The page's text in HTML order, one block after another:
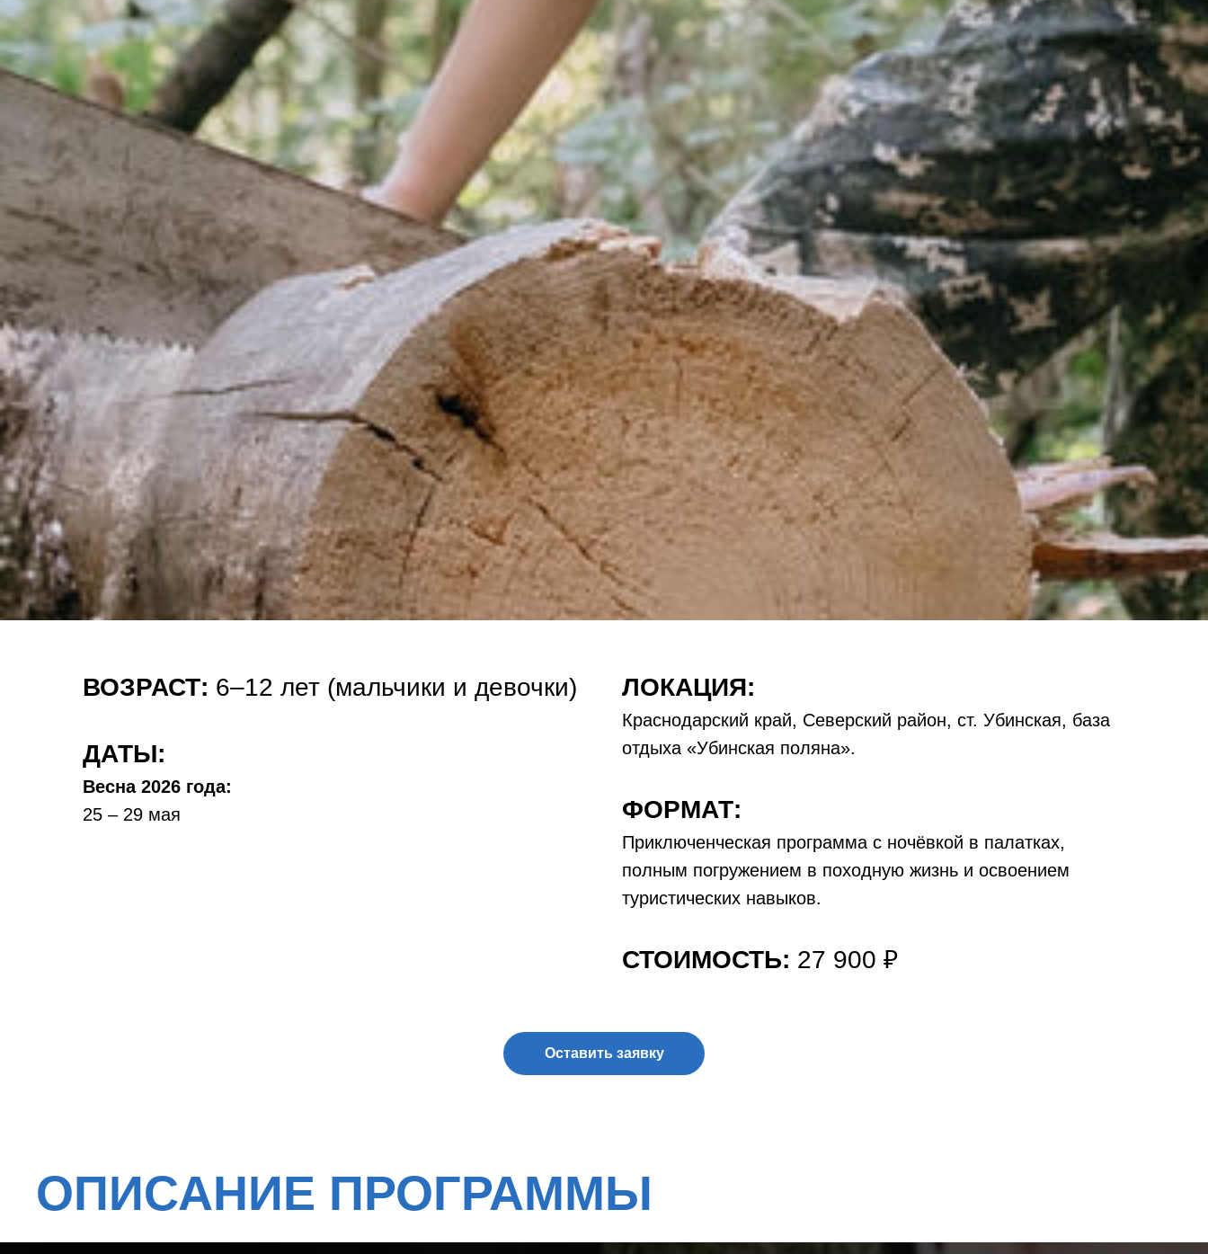
ВОЗРАСТ: 6–12 лет (мальчики и девочки)
ДАТЫ:
Весна 2026 года:
25 – 29 мая
ЛОКАЦИЯ:
Краснодарский край, Северский район, ст. Убинская, база
отдыха «Убинская поляна».
ФОРМАТ:
Приключенческая программа с ночёвкой в палатках,
полным погружением в походную жизнь и освоением
туристических навыков.
СТОИМОСТЬ: 27 900 ₽